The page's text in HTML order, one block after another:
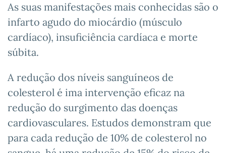
As suas manifestações mais conhecidas são o
infarto agudo do miocárdio (músculo
cardíaco), insuficiência cardíaca e morte
súbita.
A redução dos níveis sanguíneos de
colesterol é ima intervenção eficaz na
redução do surgimento das doenças
cardiovasculares. Estudos demonstram que
para cada redução de 10% de colesterol no